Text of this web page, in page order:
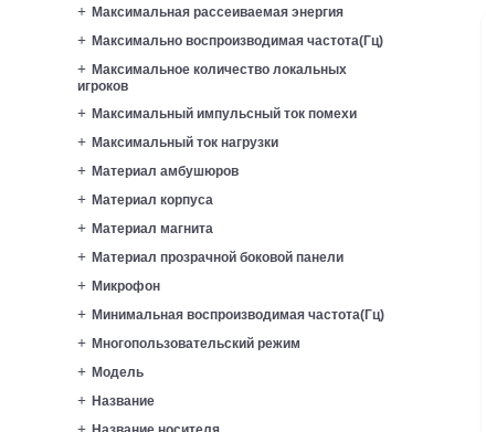
Максимальная рассеиваемая энергия
Максимально воспроизводимая частота(Гц)
Максимальное количество локальных
игроков
Максимальный импульсный ток помехи
Максимальный ток нагрузки
Материал амбушюров
Материал корпуса
Материал магнита
Материал прозрачной боковой панели
Микрофон
Минимальная воспроизводимая частота(Гц)
Многопользовательский режим
Модель
Название